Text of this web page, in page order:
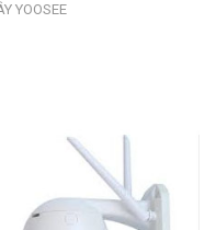
YOOSEE